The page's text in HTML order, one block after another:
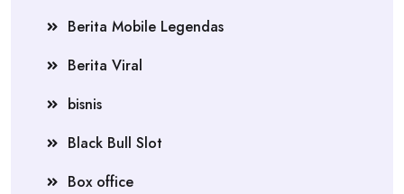
Berita Mobile Legendas
Berita Viral
bisnis
Black Bull Slot
Box office